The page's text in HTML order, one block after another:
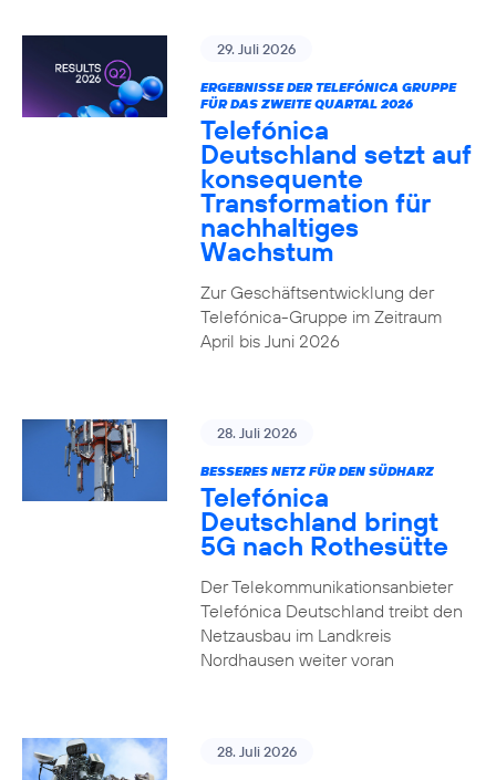
29. Juli 2026
ERGEBNISSE DER TELEFÓNICA GRUPPE
FÜR DAS ZWEITE QUARTAL 2026
Telefónica
Deutschland setzt auf
konsequente
Transformation für
nachhaltiges
Wachstum
Zur Geschäftsentwicklung der
Telefónica-Gruppe im Zeitraum
April bis Juni 2026
28. Juli 2026
BESSERES NETZ FÜR DEN SÜDHARZ
Telefónica
Deutschland bringt
5G nach Rothesütte
Der Telekommunikationsanbieter
Telefónica Deutschland treibt den
Netzausbau im Landkreis
Nordhausen weiter voran
28. Juli 2026